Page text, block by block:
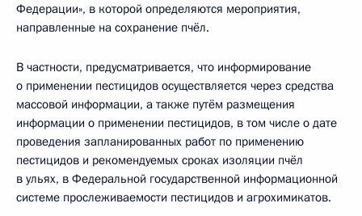
Федерации», в которой определяются мероприятия,
направленные на сохранение пчёл.
B частности, предусматривается, что информирование
о применении пестицидов осуществляется через средства
массовой информации, а также путём размещения
информации о применении пестицидов, в том числе о дате
проведения запланированных работ по применению
пестицидов и рекомендуемых сроках изоляции пчёл
в ульях, в Федеральной государственной информационной
системе прослеживаемости пестицидов и агрохимикатов.